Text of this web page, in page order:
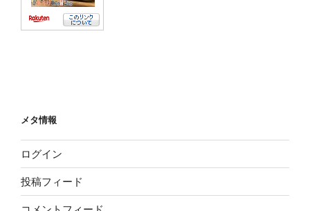
メタ情報
ログイン
投稿フィード